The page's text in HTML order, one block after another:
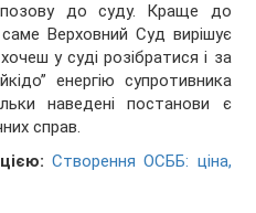
позову до суду. Краще до
Верховний Суд вирішує
у суді розібратися і за
енергію супротивника
наведені постанови є
справ.
Створення ОСББ: ціна,